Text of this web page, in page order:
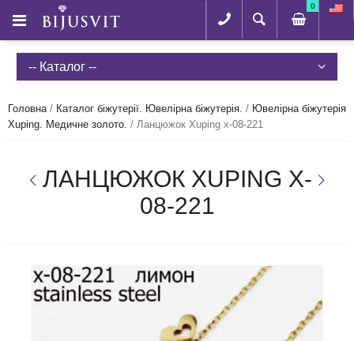
0
-- Каталог --
Головна/ Каталог біжутерії. Ювелірна біжутерія. / Ювелірна біжутерія
Xuping. Медичне золото. / Ланцюжок Xuping x-08-221
ЛАНЦЮЖОК XUPING X-
08-221